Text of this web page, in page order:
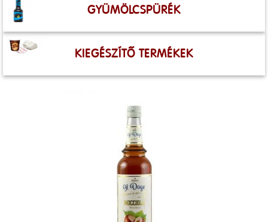
GYÜMÖLCSPÜRÉK
KIEGÉSZÍTŐ TERMÉKEK